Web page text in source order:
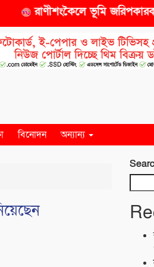
রাণীশংকৈলে ভূমি জরিপকারক
বিনোদন অন্যান্য